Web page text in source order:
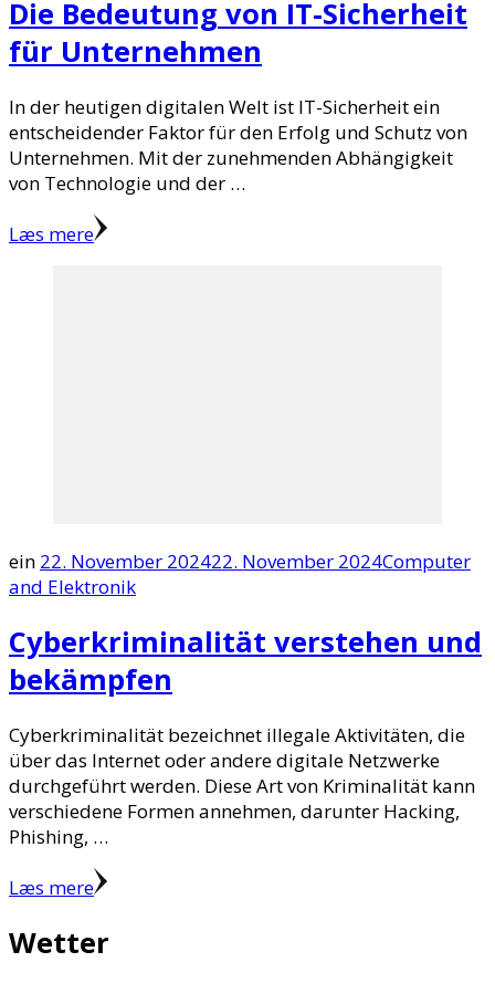
Die Bedeutung von IT-Sicherheit
für Unternehmen
In der heutigen digitalen Welt ist IT-Sicherheit ein
entscheidender Faktor für den Erfolg und Schutz von
Unternehmen. Mit der zunehmenden Abhängigkeit
von Technologie und der …
Læs mere
ein 22. November 202422. November 2024Computer
and Elektronik
Cyberkriminalität verstehen und
bekämpfen
Cyberkriminalität bezeichnet illegale Aktivitäten, die
über das Internet oder andere digitale Netzwerke
durchgeführt werden. Diese Art von Kriminalität kann
verschiedene Formen annehmen, darunter Hacking,
Phishing, …
Læs mere
Wetter